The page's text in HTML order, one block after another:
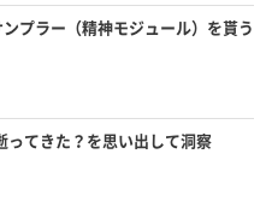
プラー（精神モジュール）を貰う
ってきた？を思い出して洞察